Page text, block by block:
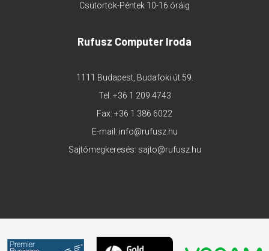
Csütörtök-Péntek 10-16 óráig
Rufusz Computer Iroda
1111 Budapest, Budafoki út 59.
Tel: +36 1 209 4743
Fax: +36 1 386 6022
E-mail: info@rufusz.hu
Sajtómegkeresés: sajto@rufusz.hu